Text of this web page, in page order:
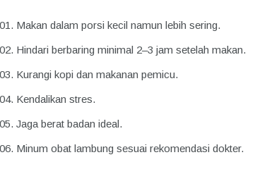
Makan dalam porsi kecil namun lebih sering.
Hindari berbaring minimal 2–3 jam setelah makan.
Kurangi kopi dan makanan pemicu.
Kendalikan stres.
Jaga berat badan ideal.
Minum obat lambung sesuai rekomendasi dokter.